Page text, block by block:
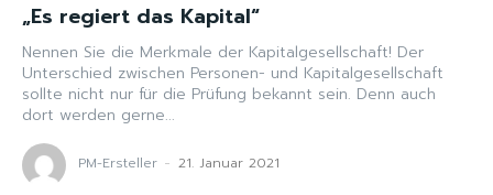
„Es regiert das Kapital“
Nennen Sie die Merkmale der Kapitalgesellschaft! Der
Unterschied zwischen Personen- und Kapitalgesellschaft
sollte nicht nur für die Prüfung bekannt sein. Denn auch
dort werden gerne...
PM-Ersteller - 21. Januar 2021